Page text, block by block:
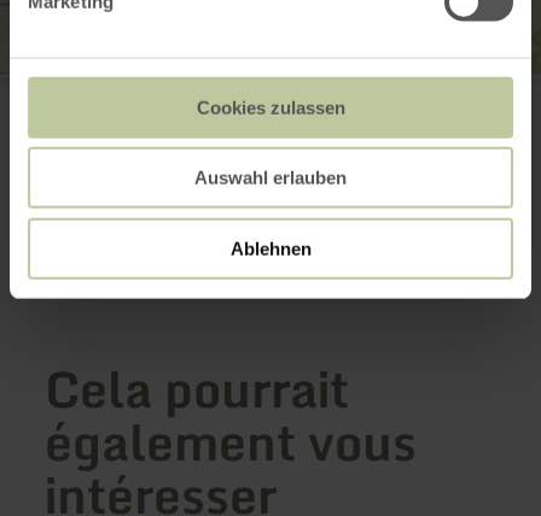
Cookies zulassen
Auswahl erlauben
Ablehnen
Sarresdorfer Straße 67
+49 6591 3295
Planifier votre arrivée
Cela pourrait
également vous
intéresser